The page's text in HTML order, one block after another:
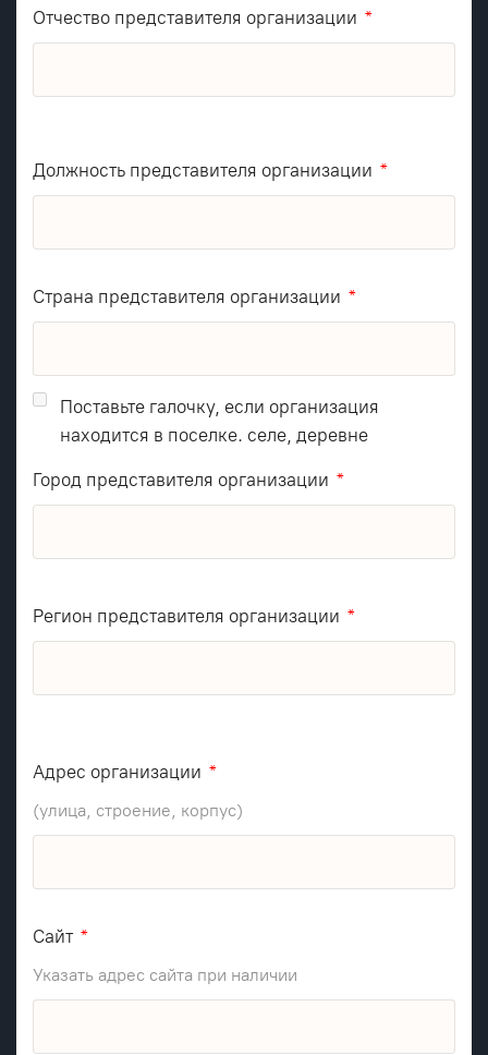
Отчество представителя организации
Должность представителя организации
Страна представителя организации
Поставьте галочку, если организация
находится в поселке. селе, деревне
Город представителя организации
Регион представителя организации
Адрес организации
(улица, строение, корпус)
Сайт
Указать адрес сайта при наличии